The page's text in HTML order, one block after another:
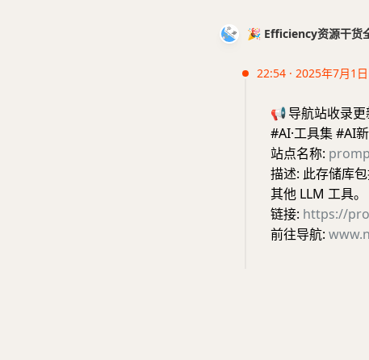
🎉 Efficiency资源干货
22:54 · 2025年7月1
📢导航站收录更
#AI·工具集 #AI
站点名称:
描述: 此存储库
其他 LLM 工具。
链接: https://
前往导航: